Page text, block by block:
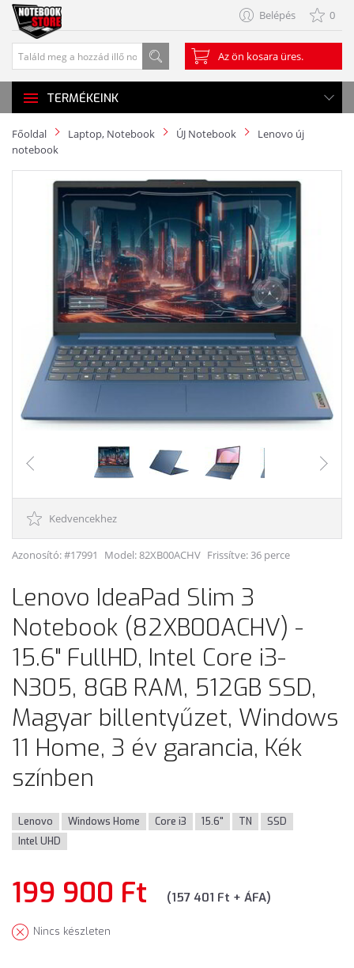
Belépés 0
Az ön kosara üres.
TERMÉKEINK
Főoldal Laptop, Notebook ÚJ Notebook
Lenovo új
notebook
Kedvencekhez
Azonosító: #17991 Model:82XB00ACHV Frissítve: 36 perce
Lenovo IdeaPad Slim 3
Notebook (82XB00ACHV) -
15.6" FullHD, Intel Core i3-
N305, 8GB RAM, 512GB SSD,
Magyar billentyűzet, Windows
11 Home, 3 év garancia, Kék
színben
Lenovo Windows Home Core i3 15.6" TN
SSD
Intel UHD
199 900 Ft (157 401 Ft + ÁFA)
Nincs készleten